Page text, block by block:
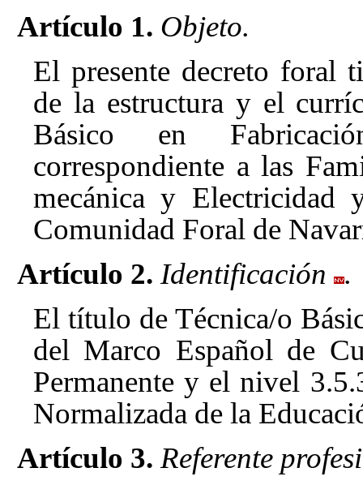
Artículo 1. Objeto.
El presente decreto foral
de la estructura y el
Básico en
correspondiente a las
mecánica y
Comunidad Foral de
Artículo 2. Identificación .
El título de Técnica/o
del Marco Español de
Permanente y el nivel
Normalizada de la
Artículo 3. Referente